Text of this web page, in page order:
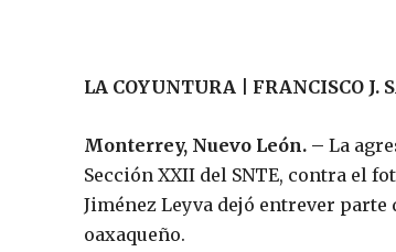
LA COYUNTURA | FRANCISCO J.
Monterrey, Nuevo León. – La
Sección XXII del SNTE, contra el
Jiménez Leyva dejó entrever
oaxaqueño.